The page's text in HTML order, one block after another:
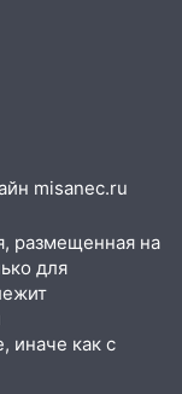
misanec.ru
размещенная на
для
иначе как с